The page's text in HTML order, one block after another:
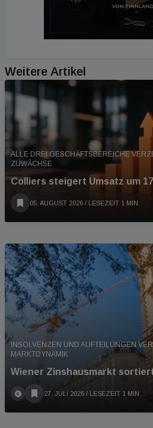
Weitere Artikel
ALLE DREI GESCHÄFTSBEREICHE
ZUWÄCHSE
Colliers steigert Umsatz um
05. AUGUST 2026 / LESEZEIT 1 MIN
INSOLVENZEN UND AUFTEILUNGEN
MARKTDYNAMIK
Wiener Zinshausmarkt
27. JULI 2026 / LESEZEIT 1 MIN